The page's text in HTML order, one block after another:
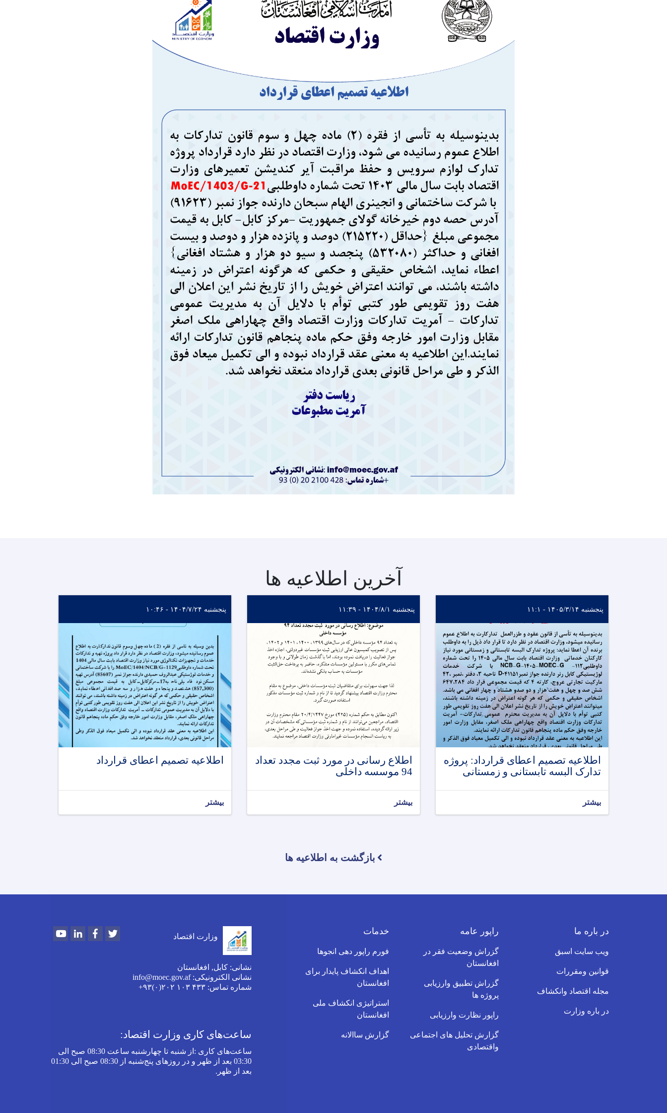
آخرین اطلاعیه ها
پنجشنبه ۱۴۰۵/۳/۱۴ - ۱۱:۱
اطلاعیه تصمیم اعطای قرارداد: پروژه
تدارک البسه تابستانی و زمستانی
بیشتر
پنجشنبه ۱۴۰۴/۸/۱ - ۱۱:۳۹
اطلاع رسانی در مورد ثبت مجدد تعداد
94 موسسه داخلی
بیشتر
پنجشنبه ۱۴۰۴/۷/۲۴ - ۱۰:۴۶
اطلاعیه تصمیم اعطای قرارداد
بیشتر
بازگشت به اطلاعیه ها
در باره ما
ویب سایت اسبق
قوانین ومقررات
مجله اقتصاد وانکشاف
در باره وزارت
راپور عامه
گزراش وضعیت فقر در
افغانستان
گزراش تطبیق وارزیابی
پروژه ها
راپور نظارت وارزیابی
گزارش تحلیل های اجتماعی
واقتصادی
خدمات
فورم راپور دهی انجوها
اهداف انکشاف پایدار برای
افغانستان
استراتیژی انکشاف ملی
افغانستان
گزارش ساالانه
وزارت اقتصاد
YoutubeLinkedInFacebook
نشانی: کابل, افغانستان
نشانی الکترونیکی: info@moec.gov.af
شماره تماس: ۴۳۳ ۱۰۳ ۲۰۲(۰)۹۳+
ساعت‌های کاری وزارت اقتصاد:
ساعت‌های کاری :
از شنبه تا چهارشنبه‌ ساعت 08:30 صبح الی
03:30 بعد از ظهر و در روز‌های پنج‌شنبه از 08:30 صبح الی 01:30
بعد از ظهر .